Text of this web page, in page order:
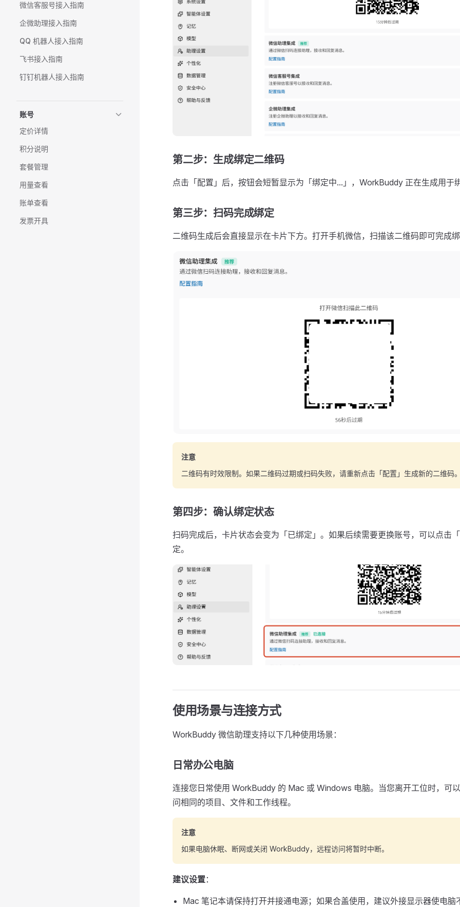
微信客服号接入指南
企微助理接入指南
QQ 机器人接入指南
飞书接入指南
钉钉机器人接入指南
账号
定价详情
积分说明
套餐管理
用量查看
账单查看
发票开具
第二步：生成绑定二维码
点击「配置」后，按钮会短暂显示为「绑定中...」，WorkBuddy 正在生成用于
第三步：扫码完成绑定
二维码生成后会直接显示在卡片下方。打开手机微信，扫描该二维码即可完成
注意
二维码有时效限制。如果二维码过期或扫码失败，请重新点击「配置」生成新的二维码
第四步：确认绑定状态
扫码完成后，卡片状态会变为「已绑定」。如果后续需要更换账号，可以点击
定。
使用场景与连接方式
WorkBuddy 微信助理支持以下几种使用场景：
日常办公电脑
连接您日常使用 WorkBuddy 的 Mac 或 Windows 电脑。当您离开工位时，可
问相同的项目、文件和工作线程。
注意
如果电脑休眠、断网或关闭 WorkBuddy，远程访问将暂时中断。
建议设置：
Mac 笔记本请保持打开并接通电源；如果合盖使用，建议外接显示器使电脑